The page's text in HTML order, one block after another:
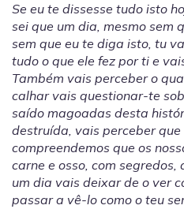
Se eu te dissesse tudo isto
sei que um dia, mesmo sem
sem que eu te diga isto, tu
tudo o que ele fez por ti e
Também vais perceber o
calhar vais questionar-te
saído magoadas desta
destruída, vais perceber
compreendemos que os
carne e osso, com segredos,
um dia vais deixar de o ver
passar a vê-lo como o teu